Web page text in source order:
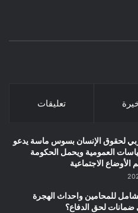
تعليقات
لحقوق الإنسان بسوس ماسة يدعو
العمومية ويحمل الحكومة
الأوضاع الاجتماعية
للمحامين واحداث الهجرة
ضمانات لحق الدفاع؟